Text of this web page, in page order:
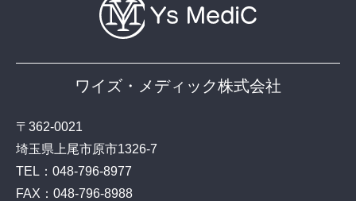
ワイズ・メディック株式会社
〒362-0021
埼玉県上尾市原市1326-7
TEL： 048-796-8977
FAX：048-796-8988